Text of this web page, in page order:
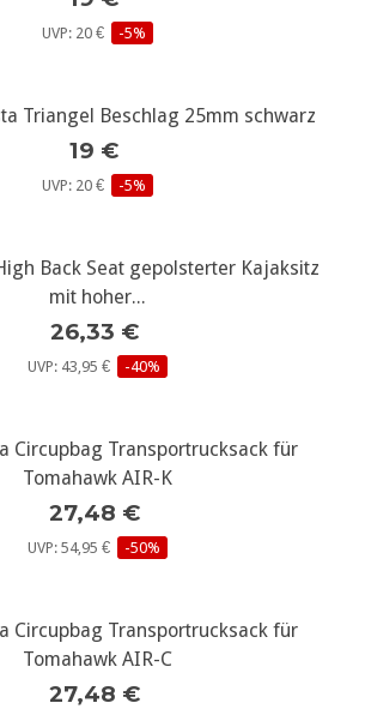
UVP: 20 € -5%
Triangel Beschlag 25mm schwarz
19 €
UVP: 20 € -5%
Back Seat gepolsterter Kajaksitz
mit hoher...
26,33 €
UVP: 43,95 € -40%
Circupbag Transportrucksack für
Tomahawk AIR-K
27,48 €
UVP: 54,95 € -50%
Circupbag Transportrucksack für
Tomahawk AIR-C
27,48 €